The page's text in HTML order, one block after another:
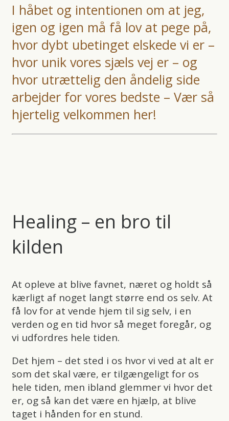
I håbet og intentionen om at jeg,
igen og igen må få lov at pege på,
hvor dybt ubetinget elskede vi er –
hvor unik vores sjæls vej er – og
hvor utrættelig den åndelig side
arbejder for vores bedste – Vær så
hjertelig velkommen her!
Healing – en bro til
kilden
At opleve at blive favnet, næret og holdt så
kærligt af noget langt større end os selv. At
få lov for at vende hjem til sig selv, i en
verden og en tid hvor så meget foregår, og
vi udfordres hele tiden.
Det hjem – det sted i os hvor vi ved at alt er
som det skal være, er tilgængeligt for os
hele tiden, men ibland glemmer vi hvor det
er, og så kan det være en hjælp, at blive
taget i hånden for en stund.